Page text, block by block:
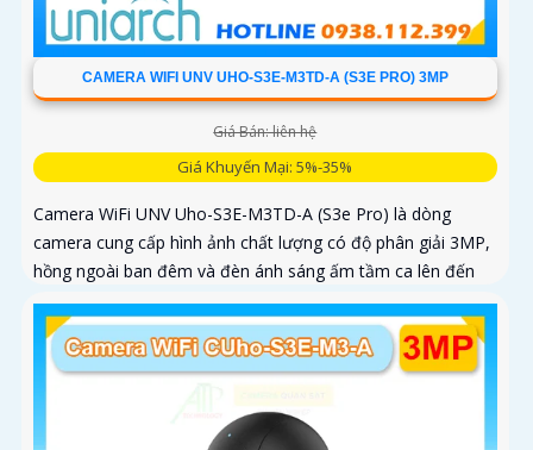
CAMERA WIFI UNV UHO-S3E-M3TD-A (S3E PRO) 3MP
Giá Bán: liên hệ
Giá Khuyến Mại: 5%-35%
Camera WiFi UNV Uho-S3E-M3TD-A (S3e Pro) là dòng
camera cung cấp hình ảnh chất lượng có độ phân giải 3MP,
hồng ngoài ban đêm và đèn ánh sáng ấm tầm ca lên đến
10m